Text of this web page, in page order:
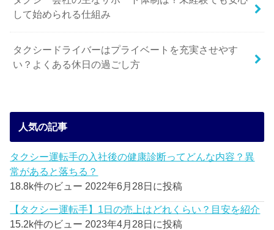
して始められる仕組み
タクシードライバーはプライベートを充実させやす
い？よくある休日の過ごし方
人気の記事
タクシー運転手の入社後の健康診断ってどんな内容？異
常があると落ちる？
18.8k件のビュー 2022年6月28日に投稿
【タクシー運転手】1日の売上はどれくらい？目安を紹介
15.2k件のビュー 2023年4月28日に投稿